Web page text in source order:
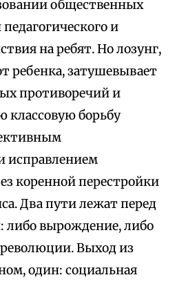
общественных
и
на ребят. Но лозунг,
ребенка, затушевывает
противоречий и
борьбу
исправлением
коренной перестройки
Два пути лежат перед
вырождение, либо
Выход из
один: социальная